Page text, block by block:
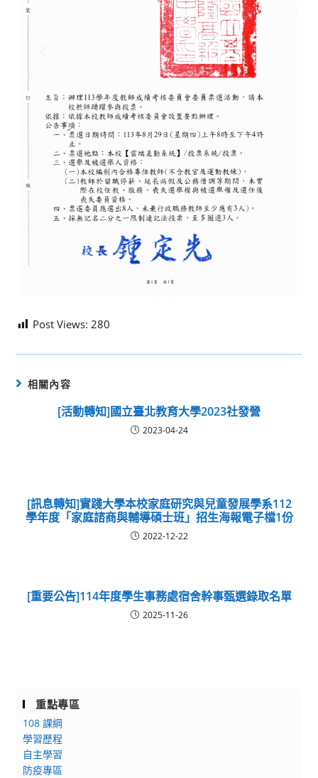
Post Views: 280
相關內容
[活動轉知]國立臺北教育大學2023社發營
2023-04-24
[訊息轉知]實踐大學本校家庭研究與兒童發展學系112
學年度「家庭諮商與輔導碩士班」招生海報電子檔1份
2022-12-22
[重要公告]114年度學生事務處宿舍幹事甄選錄取名單
2025-11-26
重點專區
108 課綱
學習歷程
自主學習
防疫專區